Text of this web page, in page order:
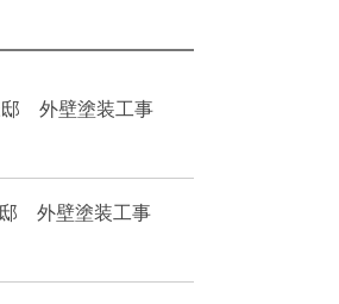
外壁塗装工事
外壁塗装工事